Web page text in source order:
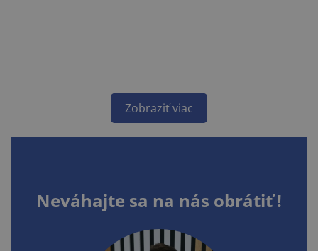
Zobraziť viac
Neváhajte sa na nás obrátiť !